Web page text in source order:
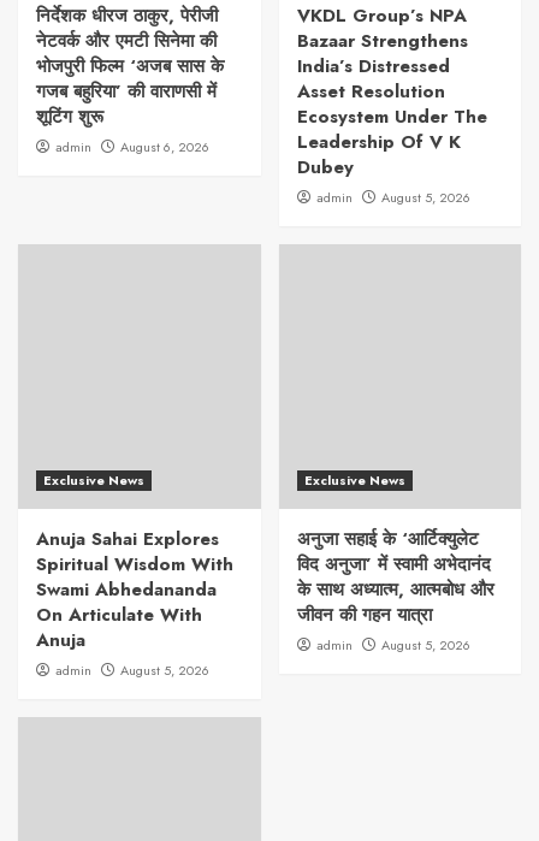
निर्देशक धीरज ठाकुर, पेरीजी
नेटवर्क और एमटी सिनेमा की
भोजपुरी फिल्म ‘अजब सास के
गजब बहुरिया’ की वाराणसी में
शूटिंग शुरू
admin August 6, 2026
VKDL Group’s NPA
Bazaar Strengthens
India’s Distressed
Asset Resolution
Ecosystem Under The
Leadership Of V K
Dubey
admin August 5, 2026
Exclusive News
Anuja Sahai Explores
Spiritual Wisdom With
Swami Abhedananda
On Articulate With
Anuja
admin August 5, 2026
Exclusive News
अनुजा सहाई के ‘आर्टिक्युलेट
विद अनुजा’ में स्वामी अभेदानंद
के साथ अध्यात्म, आत्मबोध और
जीवन की गहन यात्रा
admin August 5, 2026